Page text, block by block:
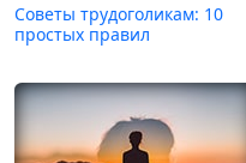
Советы трудоголикам: 10
простых правил